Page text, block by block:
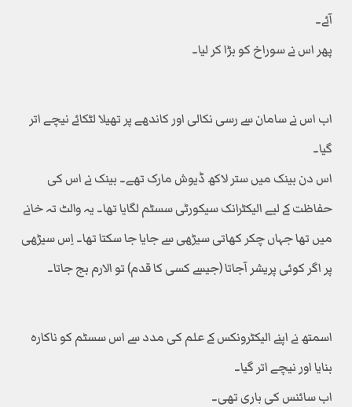
آئے۔
پھر اس نے سوراخ کو بڑا کر لیا۔
اب اس نے سامان سے رسی نکالی اور کاندھے پر تھیلا لٹکائے نیچے اتر
گیا۔
اس دن بینک میں ستر لاکھ ڈیوش مارک تھے۔ بینک نے اس کی
حفاظت کے لیے الیکٹرانک سیکورٹی سسٹم لگایا تھا۔ یہ والٹ تہ خانے
میں تھا جہاں چکر کھاتی سیڑھی سے جایا جا سکتا تھا۔ اِس سیڑھی
پر اگر کوئی پریشر آجاتا (جیسے کسی کا قدم) تو الارم بج جاتا۔
اسمتھ نے اپنے الیکٹرونکس کے علم کی مدد سے اس سسٹم کو ناکارہ
بنایا اور نیچے اتر گیا۔
اب سائنس کی باری تھی۔